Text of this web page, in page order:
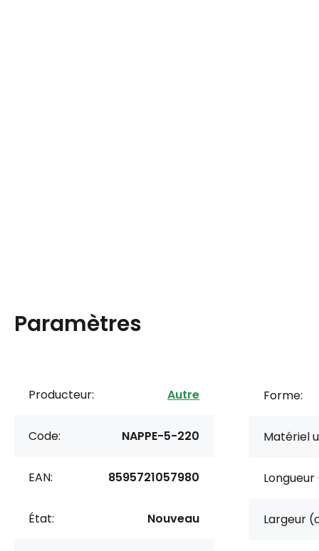
Paramètres
Producteur: Autre
Code: NAPPE-5-220
EAN: 8595721057980
État: Nouveau
Forme:
Matériel
Largeur